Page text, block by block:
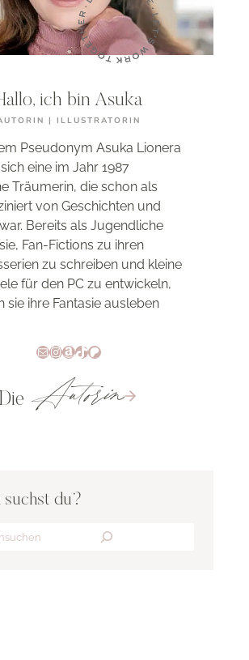
ich bin Asuka
| ILLUSTRATORIN
Pseudonym Asuka Lionera
eine im Jahr 1987
Träumerin, die schon als
von Geschichten und
Bereits als Jugendliche
Fan-Fictions zu ihren
zu schreiben und kleine
für den PC zu entwickeln,
sie ihre Fantasie ausleben
E-MailInstagram
Amazon
TikTok
Patreon
Die Autorin
suchst du?